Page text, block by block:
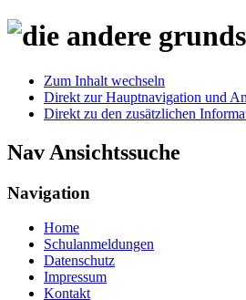
Zum Inhalt wechseln
Direkt zur Hauptnavigation und
Direkt zu den zusätzlichen
Nav Ansichtssuche
Navigation
Home
Schulanmeldungen
Datenschutz
Impressum
Kontakt